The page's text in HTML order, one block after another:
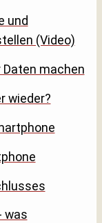
und
(Video)
machen
wieder?
was